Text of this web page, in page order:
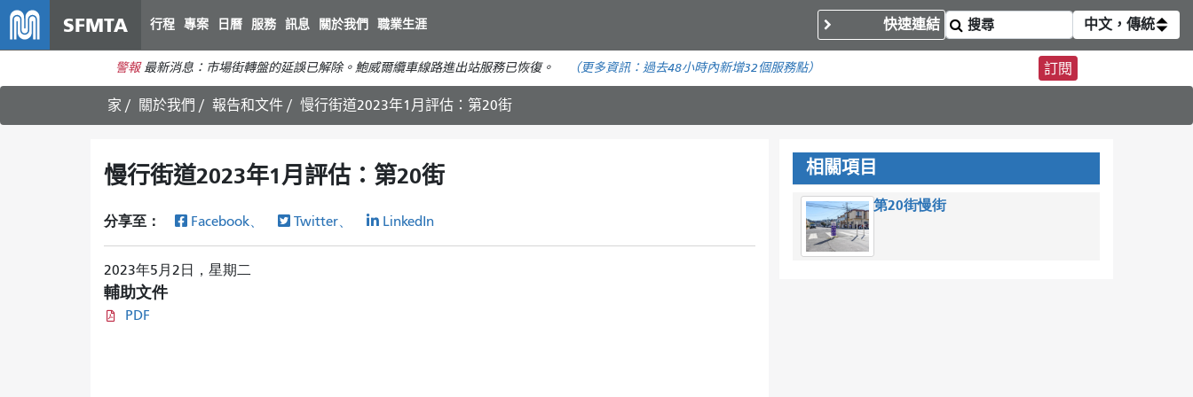
主
要
SFMTA 行程 專案 日曆 服務 訊息 關於我們 職業生涯 快速連結 中文，傳統
警報 最新消息：市場街轉盤的延誤已解除。鮑威爾纜車線路進出站服務已恢復。 （更多資訊： 過去48小時內新增32個服務點） 訂閱
家 關於我們 報告和文件 慢行街道2023年1月評估：第20街
慢行街道2023年1月評估：第20街
分享至： Facebook、 Twitter、 LinkedIn
2023年5月2日，星期二
輔助文件
PDF
相關項目
第20街慢街